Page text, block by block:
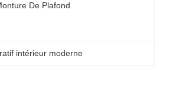
De Plafond
intérieur moderne